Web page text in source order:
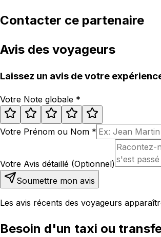
Contacter ce partenaire
Avis des voyageurs
Laissez un avis de votre
Votre Note globale *
Votre Prénom ou Nom *
Votre Avis détaillé (Optionnel)
Soumettre mon avis
Les avis récents des voyageurs
Besoin d'un taxi ou